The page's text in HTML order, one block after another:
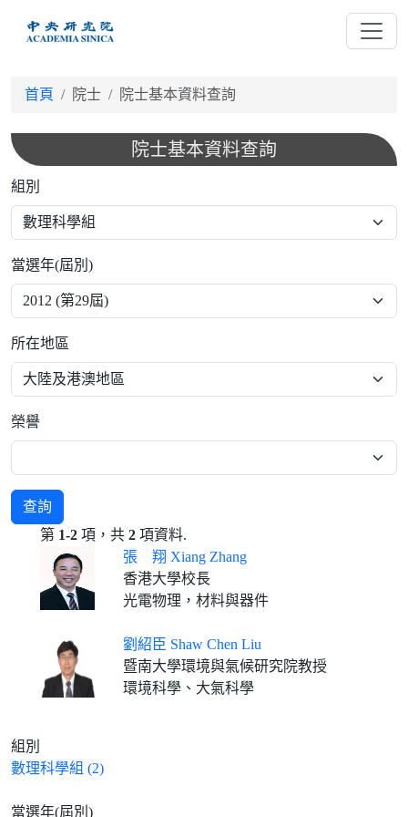
首頁 院士 院士基本資料查詢
院士基本資料查詢
組別
當選年(屆別)
所在地區
榮譽
查詢
第 1-2 項，共 2 項資料.
張 翔 Xiang Zhang
香港大學校長
光電物理，材料與器件
劉紹臣 Shaw Chen Liu
暨南大學環境與氣候研究院教授
環境科學、大氣科學
組別
數理科學組 (2)
當選年(屆別)